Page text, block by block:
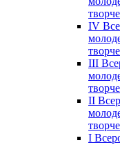
IV
III
II
I